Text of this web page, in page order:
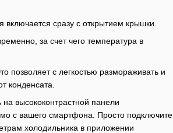
включается сразу с открытием крышки.
за счет чего температура в
позволяет с легкостью размораживать и
конденсата.
высококонтрастной панели
с вашего смартфона. Просто подключите
холодильника в приложении